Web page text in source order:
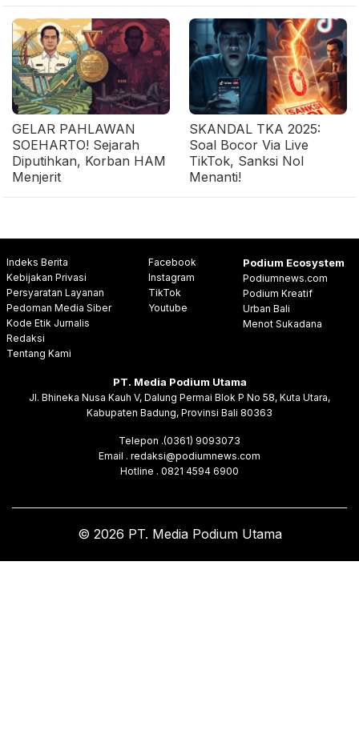
GELAR PAHLAWAN
SOEHARTO! Sejarah
Diputihkan, Korban HAM
Menjerit
SKANDAL TKA 2025:
Soal Bocor Via Live
TikTok, Sanksi Nol
Menanti!
Indeks Berita
Kebijakan Privasi
Persyaratan Layanan
Pedoman Media Siber
Kode Etik Jurnalis
Redaksi
Tentang Kami
Facebook
Instagram
TikTok
Youtube
Podium Ecosystem
Podiumnews.com
Podium Kreatif
Urban Bali
Menot Sukadana
PT. Media Podium Utama
Jl. Bhineka Nusa Kauh V, Dalung Permai Blok P No 58, Kuta Utara,
Kabupaten Badung, Provinsi Bali 80363
Telepon .(0361) 9093073
Email . redaksi@podiumnews.com
Hotline . 0821 4594 6900
© 2026 PT. Media Podium Utama